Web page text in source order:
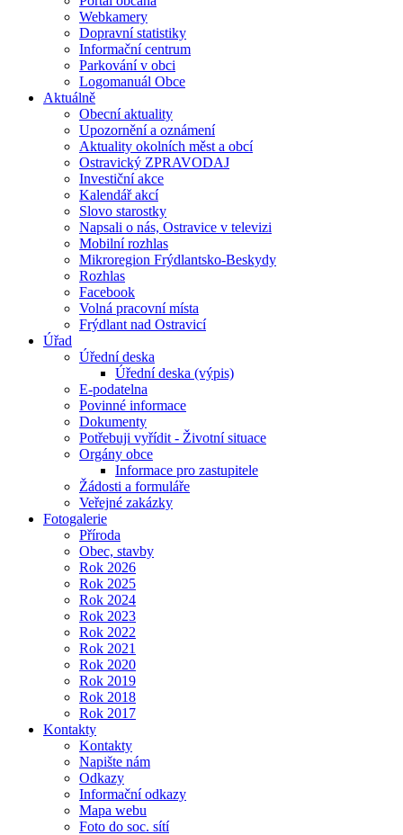
Webkamery
Dopravní statistiky
Informační centrum
Parkování v obci
Logomanuál Obce
Aktuálně
Obecní aktuality
Upozornění a oznámení
Aktuality okolních měst a obcí
Ostravický ZPRAVODAJ
Investiční akce
Kalendář akcí
Slovo starostky
Napsali o nás, Ostravice v televizi
Mobilní rozhlas
Mikroregion Frýdlantsko-Beskydy
Rozhlas
Facebook
Volná pracovní místa
Frýdlant nad Ostravicí
Úřad
Úřední deska
Úřední deska (výpis)
E-podatelna
Povinné informace
Dokumenty
Potřebuji vyřídit - Životní situace
Orgány obce
Informace pro zastupitele
Žádosti a formuláře
Veřejné zakázky
Fotogalerie
Příroda
Obec, stavby
Rok 2026
Rok 2025
Rok 2024
Rok 2023
Rok 2022
Rok 2021
Rok 2020
Rok 2019
Rok 2018
Rok 2017
Kontakty
Kontakty
Napište nám
Odkazy
Informační odkazy
Mapa webu
Foto do soc. sítí